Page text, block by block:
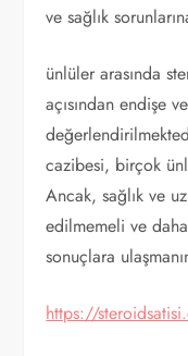
ve sağlık
ünlüler arasında
açısından endişe
cazibesi, birçok
Ancak, sağlık ve
edilmemeli ve
sonuçlara
https://